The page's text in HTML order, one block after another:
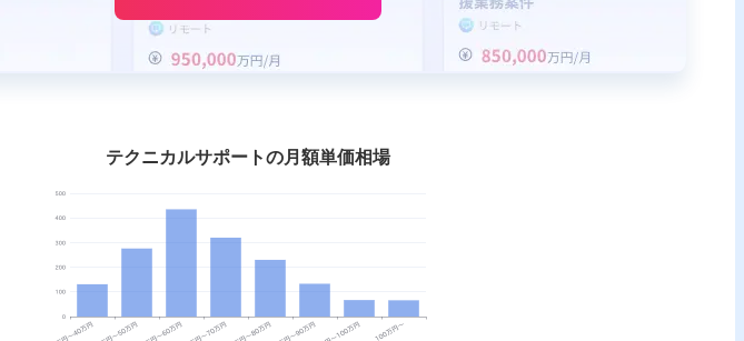
テクニカルサポートの月額単価相場